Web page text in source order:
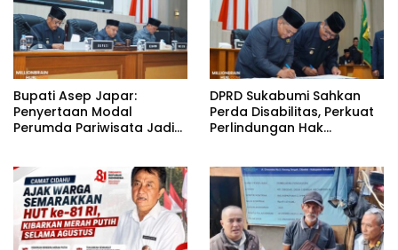
Bupati Asep Japar:
Penyertaan Modal
Perumda Pariwisata Jadi
DPRD Sukabumi Sahkan
Perda Disabilitas, Perkuat
Perlindungan Hak